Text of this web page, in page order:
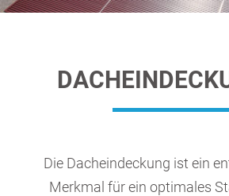
Die Dacheindeckung ist ein
Merkmal für ein optimales